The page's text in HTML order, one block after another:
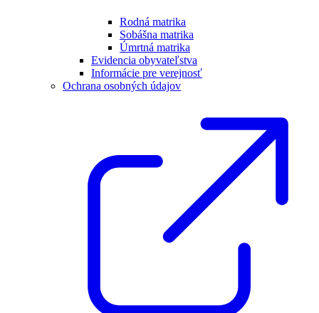
Rodná matrika
Sobášna matrika
Úmrtná matrika
Evidencia obyvateľstva
Informácie pre verejnosť
Ochrana osobných údajov